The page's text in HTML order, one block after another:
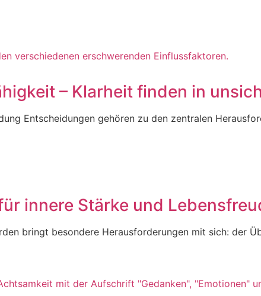
– Klarheit finden in
Entscheidungen gehören zu den zentralen
innere Stärke und
bringt besondere Herausforderungen mit sich: der